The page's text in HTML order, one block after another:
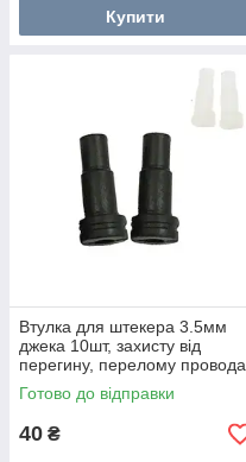
Купити
Втулка для штекера 3.5мм
джека 10шт, захисту від
перегину, перелому провода
Готово до відправки
40 ₴